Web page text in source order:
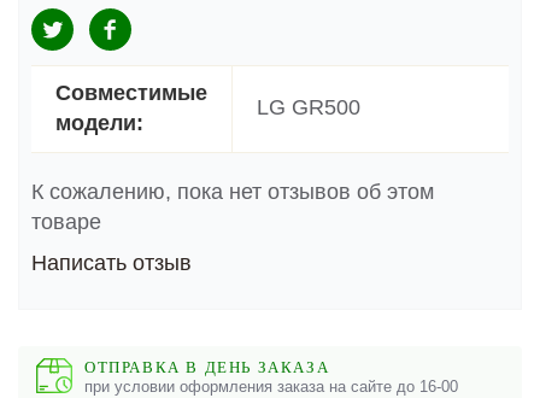
Совместимые
модели:
LG GR500
К сожалению, пока нет отзывов об этом
товаре
Написать отзыв
ОТПРАВКА В ДЕНЬ ЗАКАЗА
при условии оформления заказа на сайте до 16-00